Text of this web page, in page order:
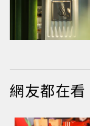
網友都在看